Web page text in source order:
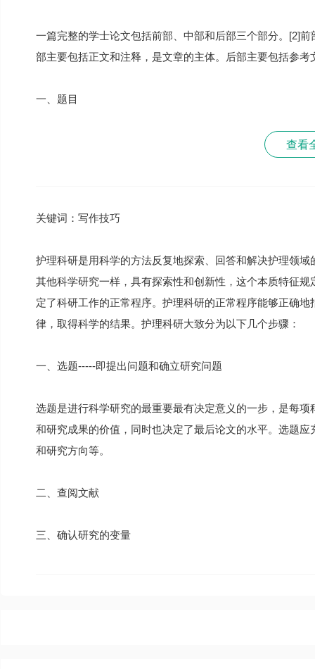
一篇完整的学士论文包括前部、中部和后部三个部分。[2]
部主要包括正文和注释，是文章的主体。后部主要包括参
一、题目
查看
关键词：写作技巧
护理科研是用科学的方法反复地探索、回答和解决护理领
其他科学研究一样，具有探索性和创新性，这个本质特征
定了科研工作的正常程序。护理科研的正常程序能够正确
律，取得科学的结果。护理科研大致分为以下几个步骤：
一、选题-----即提出问题和确立研究问题
选题是进行科学研究的最重要最有决定意义的一步，是每
和研究成果的价值，同时也决定了最后论文的水平。选题
和研究方向等。
二、查阅文献
三、确认研究的变量